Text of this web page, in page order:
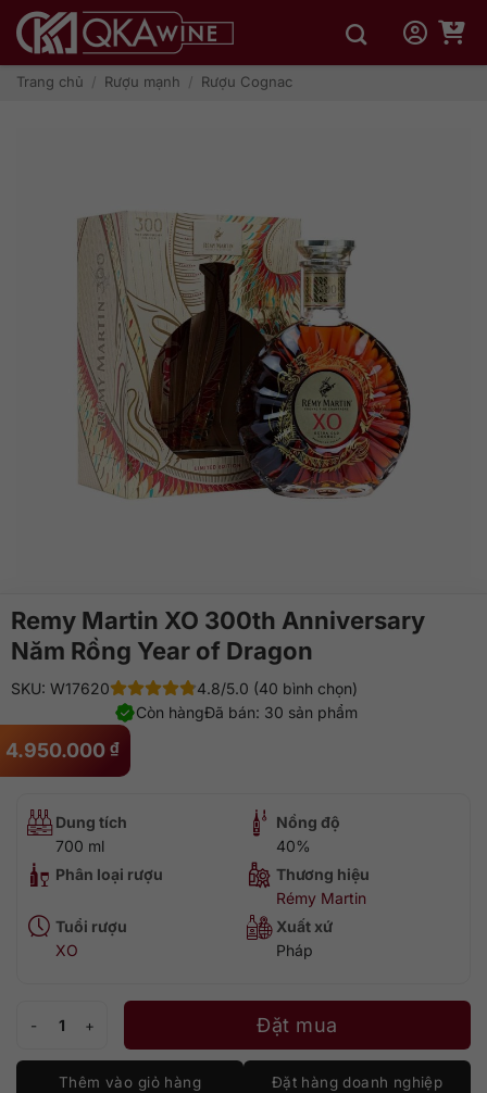
qua
dungTrang chủ / Rượu mạnh / Rượu Cognac
Remy Martin XO 300th Anniversary
Năm Rồng Year of Dragon
4.950.000 ₫
SKU: W17620
4.8/5.0 (40 bình chọn)
Đã bán: 30 sản phẩm
Còn hàng
Dung tích
700 ml
Nồng độ
40%
Phân loại rượu
Thương hiệu
Rémy Martin
Tuổi rượu
XO
Xuất xứ
Pháp
Remy Martin XO 300th Anniversary Năm Rồng Year of Dragon số
Đặt mua
Thêm vào giỏ hàng Đặt hàng doanh nghiệp